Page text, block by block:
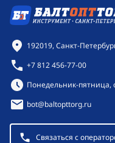
Контактная
192019, Санкт-
+7 812 456-77-00
Режим работы:
Понедельник-пятница,
bot@baltopttorg.ru
Связаться с